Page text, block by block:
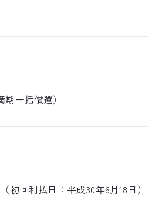
一括償還）
初回利払日：平成30年6月18日）